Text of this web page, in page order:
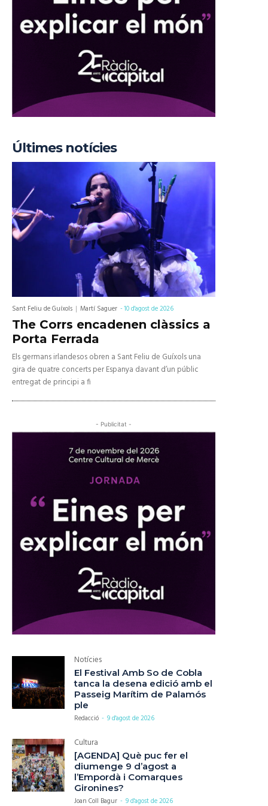
Últimes notícies
Sant Feliu de Guíxols Martí Saguer -10 d'agost de 2026
The Corrs encadenen clàssics a
Porta Ferrada
Els germans irlandesos obren a Sant Feliu de Guíxols una
gira de quatre concerts per Espanya davant d’un públic
entregat de principi a fi
- Publicitat -
Notícies
El Festival Amb So de Cobla
tanca la desena edició amb el
Passeig Marítim de Palamós
ple
Redacció - 9 d'agost de 2026
Cultura
[AGENDA] Què puc fer el
diumenge 9 d’agost a
l’Empordà i Comarques
Gironines?
Joan Coll Bagur - 9 d'agost de 2026